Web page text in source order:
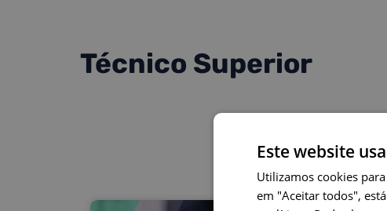
Técnico Superior
Este website
Utilizamos cookies
em "Aceitar todos",